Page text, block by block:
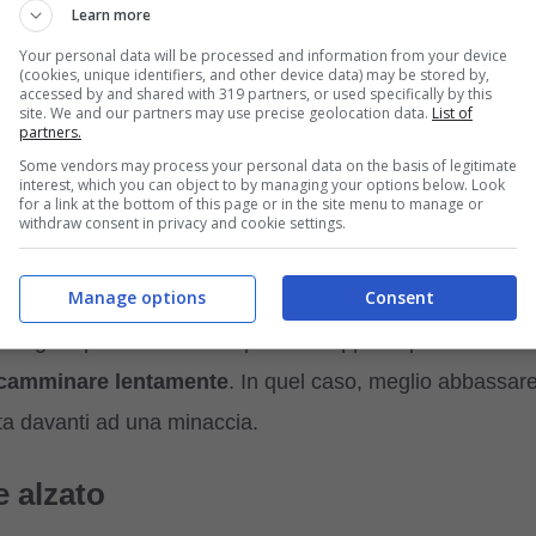
il naso indica che si trovano in una situazione
fare quando sono molto eccitati, come per esempio
loro èdelizioso
quando torna dal padrone oppure quando sta
lentamente. In quel caso, meglio
davanti ad una minaccia.
alzato
Learn more
Your personal data will be processed and information from your device
(cookies, unique identifiers, and other device data) may be stored by,
accessed by and shared with 319 partners, or used specifically by this
site. We and our partners may use precise geolocation data. List of
partners.
Some vendors may process your personal data on the basis of legitimate
interest, which you can object to by managing your options below. Look
for a link at the bottom of this page or in the site menu to manage or
withdraw consent in privacy and cookie settings.
Consent
Manage options